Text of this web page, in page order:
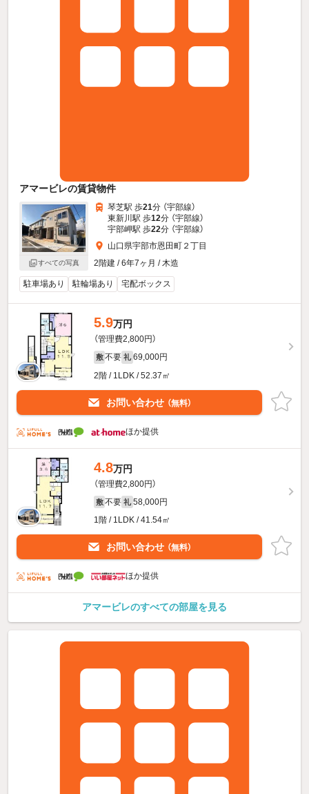
アマービレの賃貸物件
すべての写真
琴芝駅 歩21分 （宇部線）
東新川駅 歩12分 （宇部線）
宇部岬駅 歩22分 （宇部線）
山口県宇部市恩田町２丁目
2階建 / 6年7ヶ月 / 木造
駐車場あり 駐輪場あり 宅配ボックス
5.9万円
（管理費2,800円）
敷 不要 礼 69,000円
2階 / 1LDK / 52.37㎡
お問い合わせ （無料）
ほか提供
4.8万円
（管理費2,800円）
敷 不要 礼 58,000円
1階 / 1LDK / 41.54㎡
お問い合わせ （無料）
ほか提供
アマービレのすべての部屋を見る